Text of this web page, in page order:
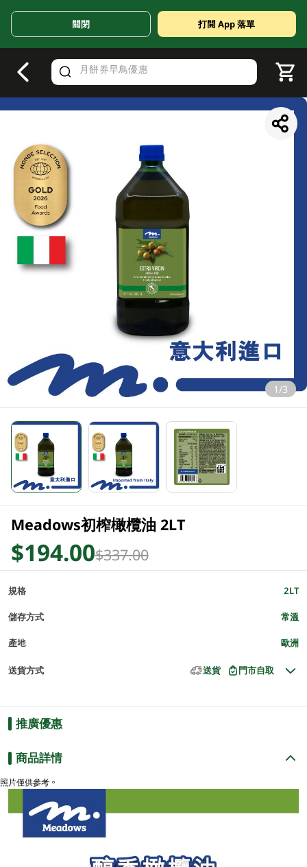
Valid Until 30 June 2026
關閉 打開 App 落單
1/3
Meadows初榨橄欖油 2LT
$194.00$337.00
規格 2LT
儲存方式 常溫
產地 歐洲
送貨方式 送貨 門市自取
推廣優惠
商品詳情
照片僅供參考。